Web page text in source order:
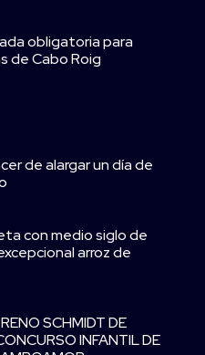
obligatoria para
de Cabo Roig
de alargar un día de
con medio siglo de
arroz de
SCHMIDT DE
INFANTIL DE